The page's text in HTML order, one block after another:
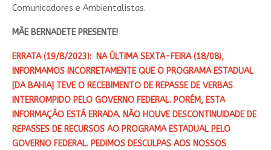
Comunicadores e Ambientalistas.
MÃE BERNADETE PRESENTE!
ERRATA (19/8/2023): NA ÚLTIMA SEXTA-FEIRA (18/08),
INFORMAMOS INCORRETAMENTE QUE O PROGRAMA ESTADUAL
[DA BAHIA] TEVE O RECEBIMENTO DE REPASSE DE VERBAS
INTERROMPIDO PELO GOVERNO FEDERAL. PORÉM, ESTA
INFORMAÇÃO ESTÁ ERRADA. NÃO HOUVE DESCONTINUIDADE DE
REPASSES DE RECURSOS AO PROGRAMA ESTADUAL PELO
GOVERNO FEDERAL. PEDIMOS DESCULPAS AOS NOSSOS